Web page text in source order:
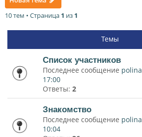
10 тем • Страница 1 из 1
Темы
Список участников
Последнее сообщение polina
17:00
Ответы: 2
Знакомство
Последнее сообщение polina
10:04